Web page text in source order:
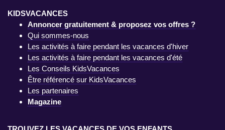
KIDSVACANCES
Annoncer gratuitement & proposez vos offres ?
Qui sommes-nous
Les activités à faire pendant les vacances d'hiver
Les activités à faire pendant les vacances d'été
Les Conseils KidsVacances
Être référencé sur KidsVacances
Les partenaires
Magazine